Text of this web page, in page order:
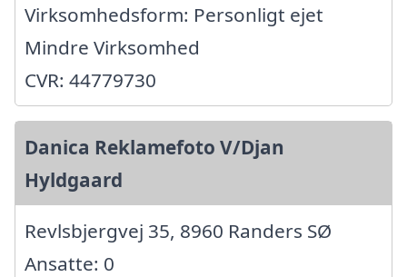
Virksomhedsform: Personligt ejet
Mindre Virksomhed
CVR: 44779730
Danica Reklamefoto V/Djan
Hyldgaard
Revlsbjergvej 35, 8960 Randers SØ
Ansatte: 0